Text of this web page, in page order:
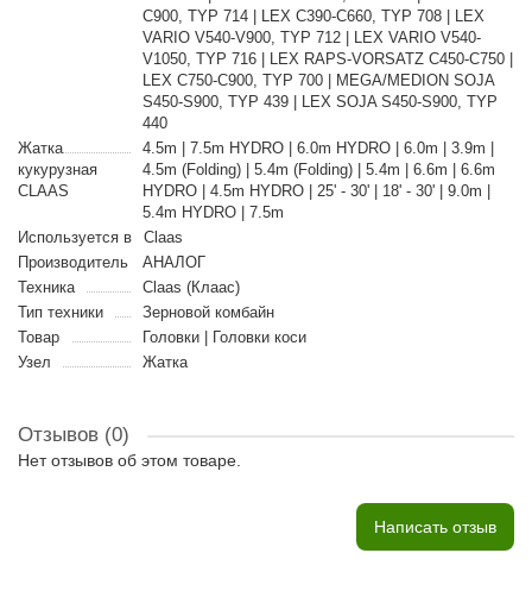
C900, TYP 714 | LEX C390-C660, TYP 708 | LEX
VARIO V540-V900, TYP 712 | LEX VARIO V540-
V1050, TYP 716 | LEX RAPS-VORSATZ C450-C750 |
LEX C750-C900, TYP 700 | MEGA/MEDION SOJA
S450-S900, TYP 439 | LEX SOJA S450-S900, TYP
440
Жатка
кукурузная
CLAAS
4.5m | 7.5m HYDRO | 6.0m HYDRO | 6.0m | 3.9m |
4.5m (Folding) | 5.4m (Folding) | 5.4m | 6.6m | 6.6m
HYDRO | 4.5m HYDRO | 25' - 30' | 18' - 30' | 9.0m |
5.4m HYDRO | 7.5m
Используется в
Claas
Производитель
АНАЛОГ
Техника
Claas (Клаас)
Тип техники
Зерновой комбайн
Товар
Головки | Головки коси
Узел
Жатка
Отзывов (0)
Нет отзывов об этом товаре.
Написать отзыв